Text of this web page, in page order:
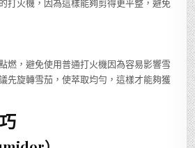
打火機，因為這樣能夠剪得更平整，避免
燃，避免使用普通打火機因為容易影響雪
先旋轉雪茄，使萃取均勻，這樣才能夠獲